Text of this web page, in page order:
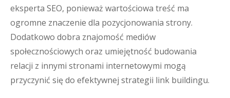
eksperta SEO, ponieważ wartościowa treść ma
ogromne znaczenie dla pozycjonowania strony.
Dodatkowo dobra znajomość mediów
społecznościowych oraz umiejętność budowania
relacji z innymi stronami internetowymi mogą
przyczynić się do efektywnej strategii link buildingu.